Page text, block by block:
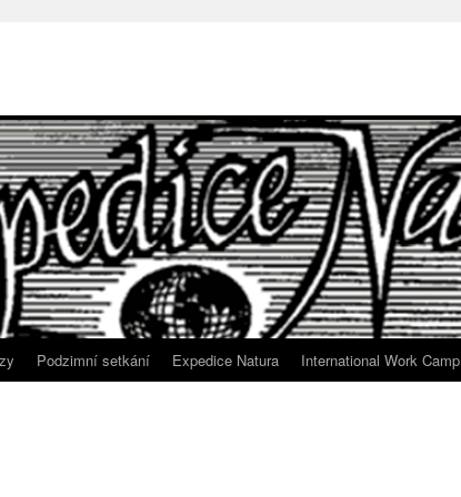
Podzimní setkání Expedice Natura International Work Camp